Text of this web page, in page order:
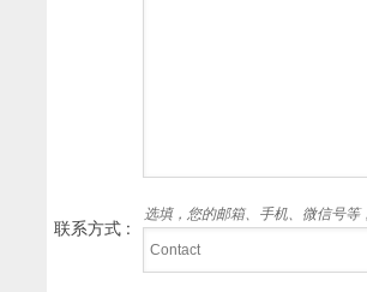
联系方式 :
选填，您的邮箱、手机、微信号等